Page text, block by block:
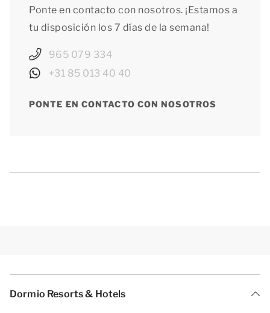
Ponte en contacto con nosotros. ¡Estamos a
tu disposición los 7 días de la semana!
965 079 334
+31 85 013 40 40
PONTE EN CONTACTO CON NOSOTROS
Dormio Resorts & Hotels